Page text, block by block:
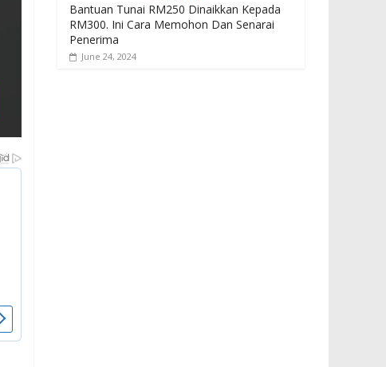
Bantuan Tunai RM250 Dinaikkan Kepada
RM300. Ini Cara Memohon Dan Senarai
Penerima
June 24, 2024